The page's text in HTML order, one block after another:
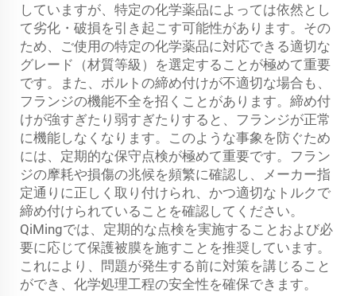
していますが、特定の化学薬品によっては依然とし
て劣化・破損を引き起こす可能性があります。その
ため、ご使用の特定の化学薬品に対応できる適切な
グレード（材質等級）を選定することが極めて重要
です。また、ボルトの締め付けが不適切な場合も、
フランジの機能不全を招くことがあります。締め付
けが強すぎたり弱すぎたりすると、フランジが正常
に機能しなくなります。このような事象を防ぐため
には、定期的な保守点検が極めて重要です。フラン
ジの摩耗や損傷の兆候を頻繁に確認し、メーカー指
定通りに正しく取り付けられ、かつ適切なトルクで
締め付けられていることを確認してください。
QiMingでは、定期的な点検を実施することおよび必
要に応じて保護被膜を施すことを推奨しています。
これにより、問題が発生する前に対策を講じること
ができ、化学処理工程の安全性を確保できます。